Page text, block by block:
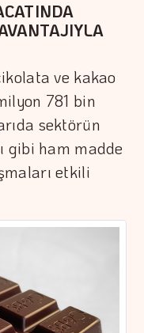
ve kakao
781 bin
sektörün
gibi ham madde
etkili